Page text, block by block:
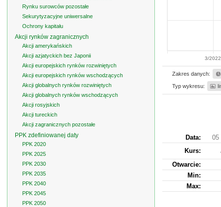
3/2022
Zakres danych:
Typ wykresu:
Data:
05
Kurs:
Otwarcie:
Min:
Max:
Rynku surowców pozostałe
Sekurytyzacyjne uniwersalne
Ochrony kapitału
Akcji rynków zagranicznych
Akcji amerykańskich
Akcji azjatyckich bez Japonii
Akcji europejskich rynków rozwiniętych
Akcji europejskich rynków wschodzących
Akcji globalnych rynków rozwiniętych
Akcji globalnych rynków wschodzących
Akcji rosyjskich
Akcji tureckich
Akcji zagranicznych pozostałe
PPK zdefiniowanej daty
PPK 2020
PPK 2025
PPK 2030
PPK 2035
PPK 2040
PPK 2045
PPK 2050